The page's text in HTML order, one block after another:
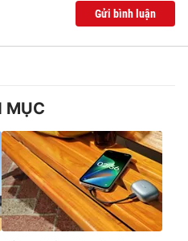
Gửi bình luận
MỤC